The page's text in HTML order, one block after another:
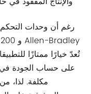
رغم أن وحدات التحكم
على حساب الجودة في
مكلفة. لذا،